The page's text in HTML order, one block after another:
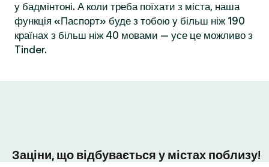
у бадмінтоні. А коли треба поїхати з міста, наша
функція «Паспорт» буде з тобою у більш ніж 190
країнах з більш ніж 40 мовами — усе це можливо з
Tinder.
Заціни, що відбувається у містах поблизу!